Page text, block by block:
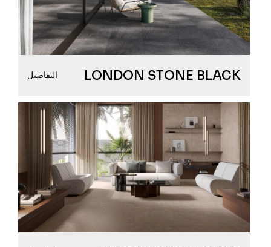
LONDON STONE BLACK التفاصيل